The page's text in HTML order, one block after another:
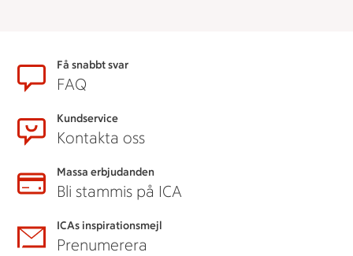
SidfotFå snabbt svar
FAQ
Kundservice
Kontakta oss
Massa erbjudanden
Bli stammis på ICA
ICAs inspirationsmejl
Prenumerera